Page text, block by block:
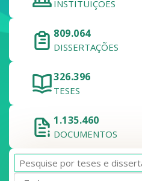
INSTITUIÇÕES
809.064
DISSERTAÇÕES
326.396
TESES
1.135.460
DOCUMENTOS